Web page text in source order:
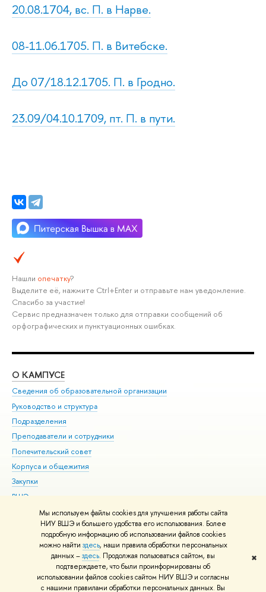
Мы используем файлы cookies для улучшения работы сайта
НИУ ВШЭ и большего удобства его использования. Более
подробную информацию об использовании файлов cookies
можно найти здесь, наши правила обработки персональных
данных –здесь. Продолжая пользоваться сайтом, вы
подтверждаете, что были проинформированы об
использовании файлов cookies сайтом НИУ ВШЭ и согласны
с нашими правилами обработки персональных данных. Вы
✖
20.08.1704, вс. П. в Нарве.
08-11.06.1705. П. в Витебске.
До 07/18.12.1705. П. в Гродно.
23.09/04.10.1709, пт. П. в пути.
Нашли опечатку?
Выделите её, нажмите Ctrl+Enter и отправьте нам уведомление.
Спасибо за участие!
Сервис предназначен только для отправки сообщений об
орфографических и пунктуационных ошибках.
О КАМПУСЕ
Сведения об образовательной организации
Руководство и структура
Подразделения
Преподаватели и сотрудники
Попечительский совет
Корпуса и общежития
Закупки
ВШЭ для студентов с ограниченными возможностями
здоровья и инвалидностью
Версия для слабовидящих
Единая платежная страница
© НИУ ВШЭ 1993–2026 Адреса и контакты Условия использования
материалов Политика конфиденциальности Карта сайта